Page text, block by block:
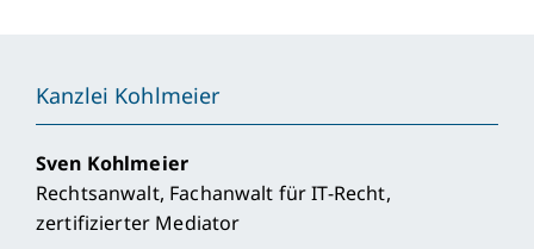
Kanzlei Kohlmeier
Sven Kohlmeier
Rechtsanwalt, Fachanwalt für IT-Recht,
zertifizierter Mediator